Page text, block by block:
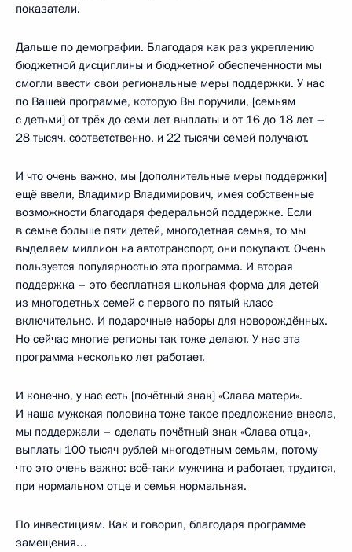
показатели.
Дальше по демографии. Благодаря как раз укреплению
бюджетной дисциплины и бюджетной обеспеченности мы
смогли ввести свои региональные меры поддержки. У нас
по Вашей программе, которую Вы поручили, [семьям
с детьми] от трёх до семи лет выплаты и от 16 до 18 лет –
28 тысяч, соответственно, и 22 тысячи семей получают.
И что очень важно, мы [дополнительные меры поддержки]
ещё ввели, Владимир Владимирович, имея собственные
возможности благодаря федеральной поддержке. Если
в семье больше пяти детей, многодетная семья, то мы
выделяем миллион на автотранспорт, они покупают. Очень
пользуется популярностью эта программа. И вторая
поддержка – это бесплатная школьная форма для детей
из многодетных семей с первого по пятый класс
включительно. И подарочные наборы для новорождённых.
Но сейчас многие регионы так тоже делают. У нас эта
программа несколько лет работает.
И конечно, у нас есть [почётный знак] «Слава матери».
И наша мужская половина тоже такое предложение внесла,
мы поддержали – сделать почётный знак «Слава отца»,
выплаты 100 тысяч рублей многодетным семьям, потому
что это очень важно: всё-таки мужчина и работает, трудится,
при нормальном отце и семья нормальная.
По инвестициям. Как и говорил, благодаря программе
замещения…